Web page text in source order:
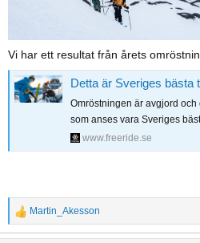
Vi har ett resultat från årets
Detta är Sveriges bästa
Omröstningen är avgjord
som anses vara Sveriges
www.freeride.se
R
e
Martin_Akesson